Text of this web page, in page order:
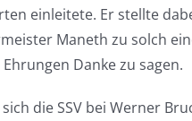
einleitete. Er stellte
Maneth zu solch
Danke zu sagen.
die SSV bei Werner